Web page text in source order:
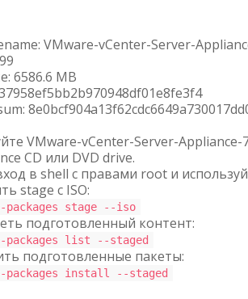
VMware-vCenter-Server-
6586.6 MB
VMware-vCenter-Server-Appliance-
CD или DVD drive.
в shell с правами root и
stage с ISO:
packages stage --iso
подготовленный контент:
packages list --staged
подготовленные пакеты:
packages install --staged